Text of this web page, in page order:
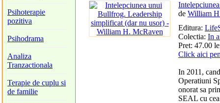
Psihoterapie
pozitiva
Psihodrama
Analiza
Tranzactionala
Terapie de cuplu si
de familie
de William
Editura:
Colectia: In
Pret: 47.00
Click aici
In 2011,
Operatiuni
onorat sa
SEAL cu